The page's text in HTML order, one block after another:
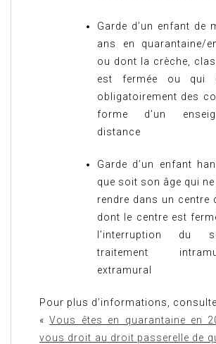
Garde d’un enfant de
ans en quarantaine/
ou dont la crèche,
est fermée ou qui
obligatoirement des
forme d’un
distance
Garde d’un enfant
que soit son âge qui
rendre dans un centre
dont le centre est
l’interruption du
traitement
extramural
Pour plus d’informations,
«Vous êtes en quarantaine en
vous droit au droit passerelle de